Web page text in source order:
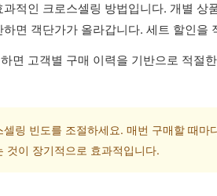
적인 크로스셀링 방법입니다. 개별
하면 객단가가 올라갑니다. 세트 할인
면 고객별 구매 이력을 기반으로 적절
셀링 빈도를 조절하세요. 매번 구매할 때
것이 장기적으로 효과적입니다.